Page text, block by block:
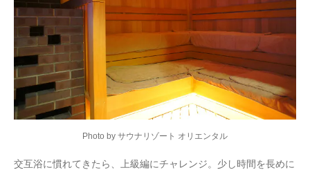
Photo by サウナリゾート オリエンタル
交互浴に慣れてきたら、上級編にチャレンジ。少し時間を長めに